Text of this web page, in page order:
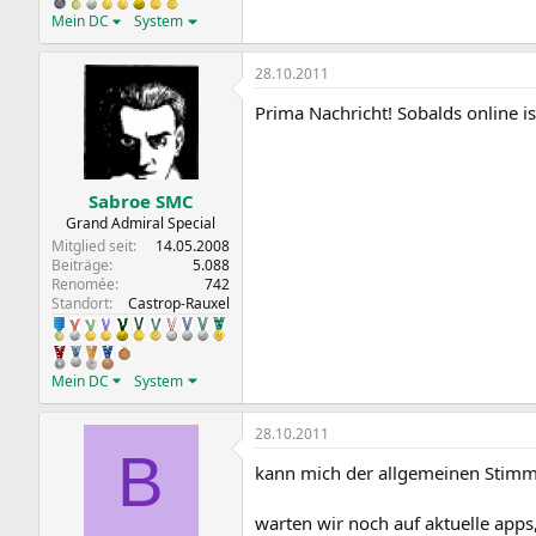
Mein DC System
Sabroe SMC
Grand Admiral Special
Mitglied seit
14.05.2008
Beiträge
5.088
Renomée
742
Standort
Castrop-Rauxel
Mein DC System
28.10.2011
Prima Nachricht! Sobalds online
B
28.10.2011
kann mich der allgemeinen
warten wir noch auf aktuelle